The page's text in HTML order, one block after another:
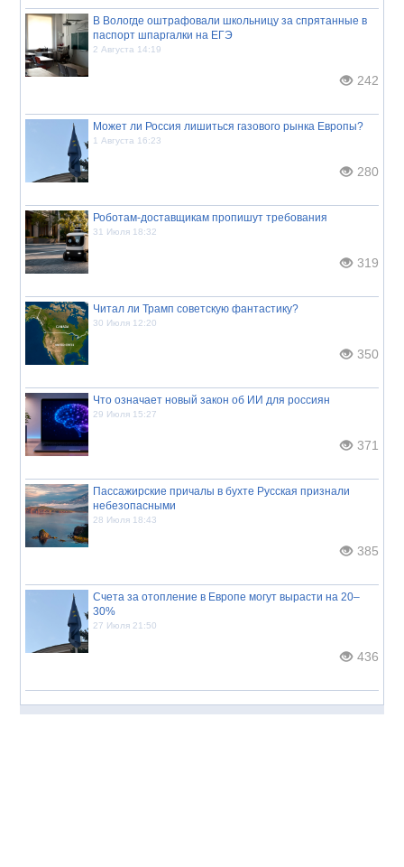
В Вологде оштрафовали школьницу за спрятанные в
паспорт шпаргалки на ЕГЭ
2 Августа 14:19
242
Может ли Россия лишиться газового рынка Европы?
1 Августа 16:23
280
Роботам-доставщикам пропишут требования
31 Июля 18:32
319
Читал ли Трамп советскую фантастику?
30 Июля 12:20
350
Что означает новый закон об ИИ для россиян
29 Июля 15:27
371
Пассажирские причалы в бухте Русская признали
небезопасными
28 Июля 18:43
385
Счета за отопление в Европе могут вырасти на 20–
30%
27 Июля 21:50
436